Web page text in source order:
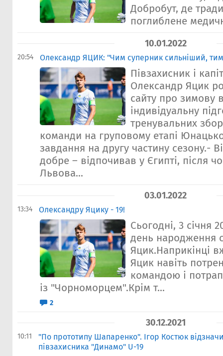
Добробут, де
поглиблене
10.01.2022
20:54 Олександр ЯЦИК: "Чим суперник сильніший,
Півзахисник і
Олександр Яцик
сайту про зимову
індивідуальну
тренувальних
команди на груповому етапі
завдання на другу частину сезону.-
добре – відпочивав у Єгипті, після
Львова...
03.01.2022
13:34 Олександру Яцику - 19!
Сьогодні, 3 січня
день народження
Яцик.Наприкінці
Яцик навіть
командою і
із "Чорноморцем".Крім т...
2
30.12.2021
10:11
"По прототипу Шапаренко". Ігор Костюк
півзахисника "Динамо" U-19